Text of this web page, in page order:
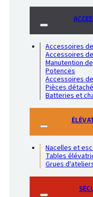
Accessoires
Accessoires
Manutention
Potences
Accessoires
Pièces
Batteries et
Nacelles et
Tables
Grues